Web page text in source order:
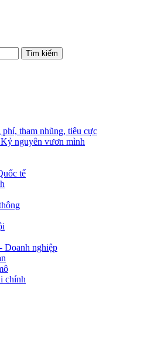
Tìm kiếm
phí, tham nhũng, tiêu cực
nguyên vươn mình
tế
Doanh nghiệp
chính